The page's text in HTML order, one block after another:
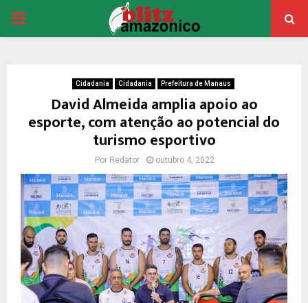
PRIMARY
Cidadania Cidadania Prefeitura de Manaus
David Almeida amplia apoio ao
esporte, com atenção ao potencial do
turismo esportivo
Por Redator outubro 4, 2022